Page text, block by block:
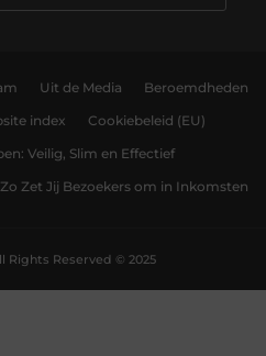
Uit de Media Beroemdheden
index Cookiebeleid (EU)
Veilig, Slim en Effectief
Zet Jij Bezoekers om in Inkomsten
Rights Reserved © 2025